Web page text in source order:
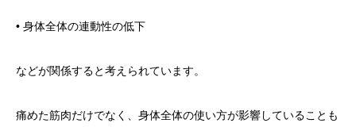
• 身体全体の連動性の低下
などが関係すると考えられています。
痛めた筋肉だけでなく、身体全体の使い方が影響していることも